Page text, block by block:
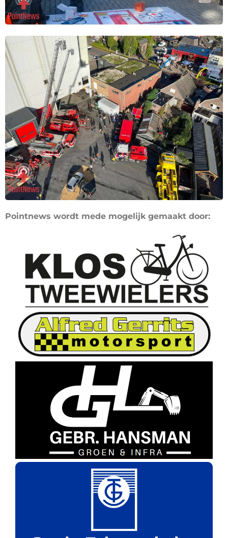
Pointnews wordt mede mogelijk gemaakt door: